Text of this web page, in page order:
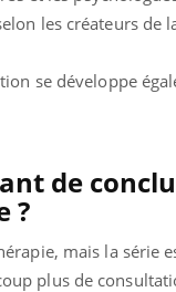
les créateurs de
se développe
de
?
mais la série
plus de